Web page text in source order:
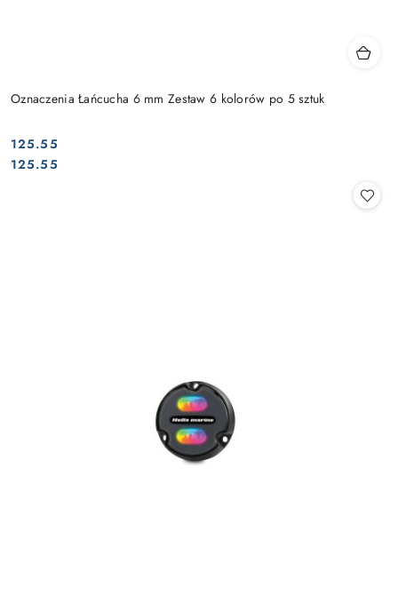
Oznaczenia Łańcucha 6 mm Zestaw 6 kolorów po 5 sztuk
Cena:
125.55
Cena:
125.55